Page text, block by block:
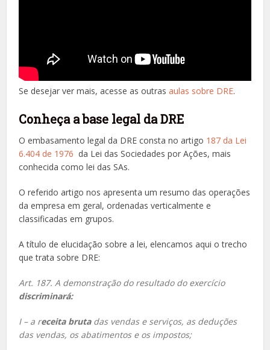
Se desejar ver mais, acesse as outrasaulas sobre DRE.
Conheça a base legal da DRE
O embasamento legal da DRE consta no artigo 187 da Lei
6.404 de 1976 da Lei das Sociedades por Ações, mais
conhecida como lei das SAs.
O referido artigo nos apresenta um resumo das operações
da empresa em geral, ordenadas verticalmente e
classificadas em grupos.
A título de elucidação sobre a lei, elencamos aqui o trecho
que trata sobre DRE:
Art. 187. A demonstração do resultado do exercício
discriminará:
I – a receita brutadas vendas e serviços, as deduções
das vendas, os abatimentos e os impostos;